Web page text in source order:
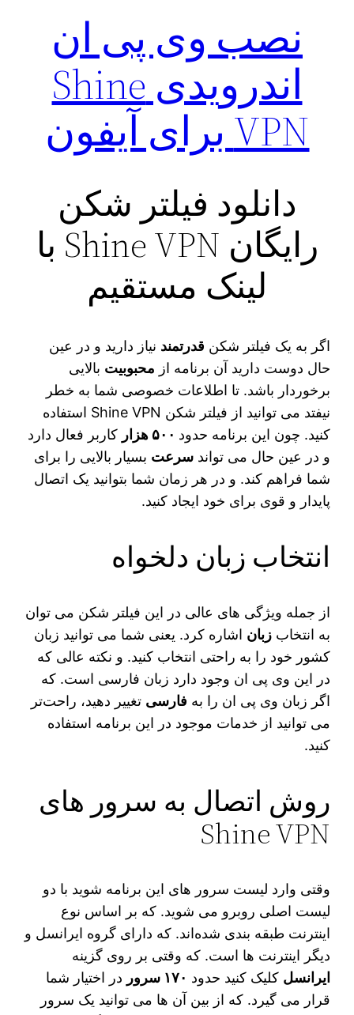
نصب وی پی ان
اندرویدی Shine
VPN برای آیفون
دانلود فیلتر شکن
رایگان Shine VPN با
لینک مستقیم
اگر به یک فیلتر شکن قدرتمند نیاز دارید و در عین
حال دوست دارید آن برنامه از محبوبیت بالایی
برخوردار باشد. تا اطلاعات خصوصی شما به خطر
نیفتد می‌ توانید از فیلتر‌ شکن Shine VPN استفاده
کنید. چون این برنامه حدود
کاربر فعال دارد
و در عین حال می‌ تواندسرعت بسیار بالایی را برای
شما فراهم کند. و در هر زمان شما بتوانید یک اتصال
پایدار و قوی برای خود ایجاد کنید.
انتخاب زبان دلخواه
از جمله ویژگی‌ های عالی در این فیلتر شکن می‌ توان
به انتخابزبان اشاره کرد. یعنی شما می‌ توانید زبان
کشور خود را به راحتی انتخاب کنید. و نکته عالی که
در این وی پی ان وجود دارد زبان فارسی است. که
اگر زبان وی پی ان را به فارسی تغییر دهید، راحت‌تر
می‌ توانید از خدمات موجود در این برنامه استفاده
کنید.
روش اتصال به سرور های
Shine VPN
وقتی وارد لیست سرور های این برنامه شوید با دو
لیست اصلی روبرو می‌ شوید. که بر اساس نوع
اینترنت طبقه‌ بندی شده‌اند. که دارای گروه ایرانسل و
دیگر اینترنت‌ ها است. که وقتی بر روی گزینه
ایرانسل کلیک کنید حدود ۱۷۰ سرور
در اختیار شما
قرار می‌ گیرد. که از بین آن ها می‌ توانید یک سرور